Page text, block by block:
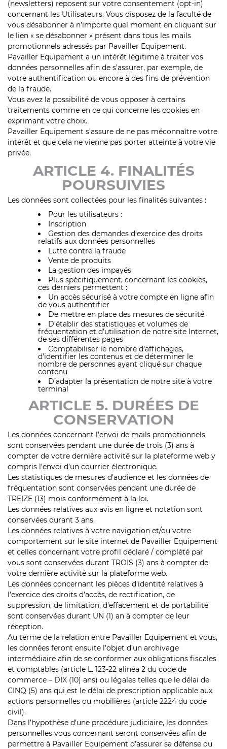
(newsletters) reposent sur votre consentement (opt-in)
concernant les Utilisateurs. Vous disposez de la faculté de
vous désabonner à n’importe quel moment en cliquant sur
le lien « se désabonner » présent dans tous les mails
promotionnels adressés par Pavailler Equipement.
Pavailler Equipement a un intérêt légitime à traiter vos
données personnelles afin de s’assurer, par exemple, de
votre authentification ou encore à des fins de prévention
de la fraude.
Vous avez la possibilité de vous opposer à certains
traitements comme en ce qui concerne les cookies en
exprimant votre choix.
Pavailler Equipement s’assure de ne pas méconnaître votre
intérêt et que cela ne vienne pas porter atteinte à votre vie
privée.
ARTICLE 4. FINALITÉS
POURSUIVIES
Les données sont collectées pour les finalités suivantes :
Pour les utilisateurs :
Inscription
Gestion des demandes d’exercice des droits
relatifs aux données personnelles
Lutte contre la fraude
Vente de produits
La gestion des impayés
Plus spécifiquement, concernant les cookies,
ces derniers permettent :
Un accès sécurisé à votre compte en ligne afin
de vous authentifier
De mettre en place des mesures de sécurité
D’établir des statistiques et volumes de
fréquentation et d’utilisation de notre site Internet,
de ses différentes pages
Comptabiliser le nombre d’affichages,
d’identifier les contenus et de déterminer le
nombre de personnes ayant cliqué sur chaque
contenu
D’adapter la présentation de notre site à votre
terminal
ARTICLE 5. DURÉES DE
CONSERVATION
Les données concernant l’envoi de mails promotionnels
sont conservées pendant une durée de trois (3) ans à
compter de votre dernière activité sur la plateforme web y
compris l’envoi d’un courrier électronique.
Les statistiques de mesures d’audience et les données de
fréquentation sont conservées pendant une durée de
TREIZE (13) mois conformément à la loi.
Les données relatives aux avis en ligne et notation sont
conservées durant 3 ans.
Les données relatives à votre navigation et/ou votre
comportement sur le site internet de Pavailler Equipement
et celles concernant votre profil déclaré / complété par
vous sont conservées durant TROIS (3) ans à compter de
votre dernière activité sur la plateforme web.
Les données concernant les pièces d’identité relatives à
l’exercice des droits d’accès, de rectification, de
suppression, de limitation, d’effacement et de portabilité
sont conservées durant UN (1) an à compter de leur
réception.
Au terme de la relation entre Pavailler Equipement et vous,
les données feront ensuite l’objet d’un archivage
intermédiaire afin de se conformer aux obligations fiscales
et comptables (article L. 123-22 alinéa 2 du code de
commerce – DIX (10) ans) ou légales telles que le délai de
CINQ (5) ans qui est le délai de prescription applicable aux
actions personnelles ou mobilières (article 2224 du code
civil).
Dans l’hypothèse d’une procédure judiciaire, les données
personnelles vous concernant seront conservées afin de
permettre à Pavailler Equipement d’assurer sa défense ou